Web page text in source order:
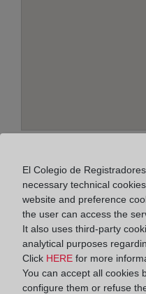
Alcalde Rey Daviña, 3
Horario:
De lunes a viernes
Agosto: De lunes a
Los días 24 y 31 de
horas
El Colegio de
necessary technical
website and preference
the user can access the
It also uses third-party
analytical purposes
Click HERE for more
You can accept all cookies
configure them or refuse